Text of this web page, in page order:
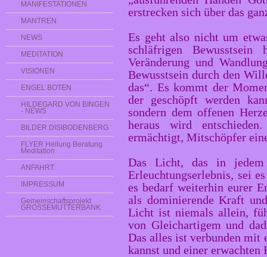
MANIFESTATIONEN
MANTREN
NEWS
MEDITATION
VISIONEN
ENGEL BOTEN
HILDEGARD VON BINGEN
- NEWS
BILDER DISIBODENBERG
FLYER Heilung Beratung
Meditation
ANFAHRT
IMPRESSUM
Gemeinschaftsprojekt
GROSSEMUTTERBANK
erstrecken sich über das
Es geht also nicht um
schläfrigen Bewusstsein
Veränderung und
Bewusstsein durch den
das“. Es kommt der
der geschöpft werden
sondern dem offenen
heraus wird
ermächtigt, Mitschöpfer
Das Licht, das in
Erleuchtungserlebnis, sei
es bedarf weiterhin eurer
als dominierende Kraft
Licht ist niemals allein,
von Gleichartigem und
Das alles ist verbunden mit
kannst und einer